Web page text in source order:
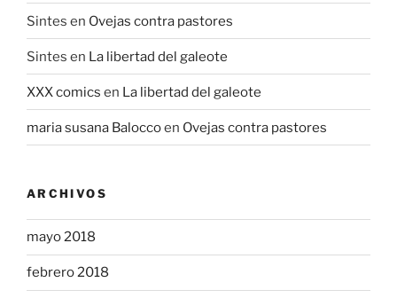
Sintes en Ovejas contra pastores
Sintes en La libertad del galeote
XXX comics en La libertad del galeote
maria susana Baloccoen Ovejas contra pastores
ARCHIVOS
mayo 2018
febrero 2018